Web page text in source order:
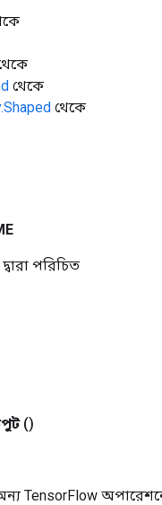
থেকে
থেকে
পরিচিত
()
TensorFlow